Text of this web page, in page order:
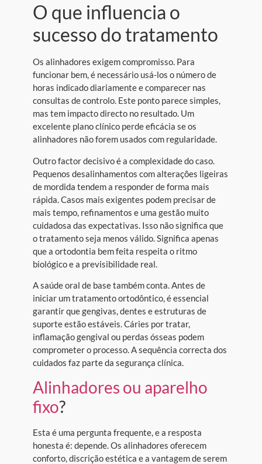
O que influencia o
sucesso do tratamento
Os alinhadores exigem compromisso. Para
funcionar bem, é necessário usá-los o número de
horas indicado diariamente e comparecer nas
consultas de controlo. Este ponto parece simples,
mas tem impacto directo no resultado. Um
excelente plano clínico perde eficácia se os
alinhadores não forem usados com regularidade.
Outro factor decisivo é a complexidade do caso.
Pequenos desalinhamentos com alterações ligeiras
de mordida tendem a responder de forma mais
rápida. Casos mais exigentes podem precisar de
mais tempo, refinamentos e uma gestão muito
cuidadosa das expectativas. Isso não significa que
o tratamento seja menos válido. Significa apenas
que a ortodontia bem feita respeita o ritmo
biológico e a previsibilidade real.
A saúde oral de base também conta. Antes de
iniciar um tratamento ortodôntico, é essencial
garantir que gengivas, dentes e estruturas de
suporte estão estáveis. Cáries por tratar,
inflamação gengival ou perdas ósseas podem
comprometer o processo. A sequência correcta dos
cuidados faz parte da segurança clínica.
Alinhadores ou aparelho
fixo?
Esta é uma pergunta frequente, e a resposta
honesta é: depende. Os alinhadores oferecem
conforto, discrição estética e a vantagem de serem